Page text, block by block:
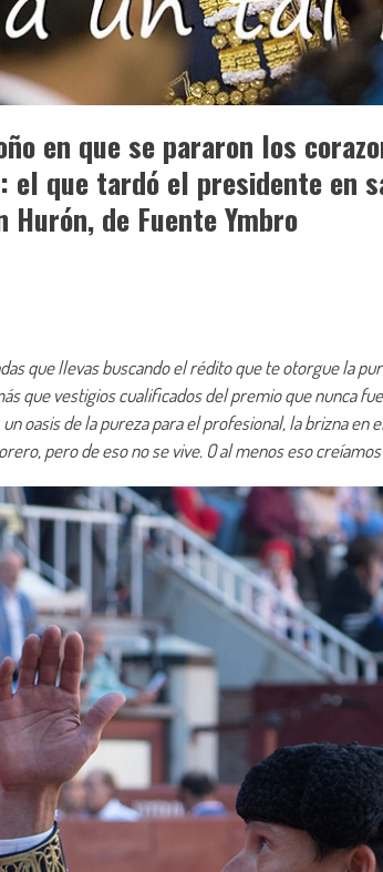
en que se pararon los
el que tardó el presidente en
de Fuente Ymbro
que llevas buscando el rédito que te otorgue la
que vestigios cualificados del premio que nunca
oasis de la pureza para el profesional, la brizna
pero de eso no se vive. O al menos eso